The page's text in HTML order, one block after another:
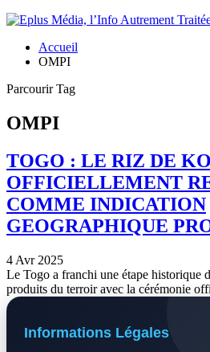
Accueil
OMPI
Parcourir Tag
OMPI
TOGO : LE RIZ DE
OFFICIELLEMENT
COMME INDICATION
GEOGRAPHIQUE
4 Avr 2025
Le Togo a franchi une étape historique
produits du terroir avec la cérémonie
Informations Légales